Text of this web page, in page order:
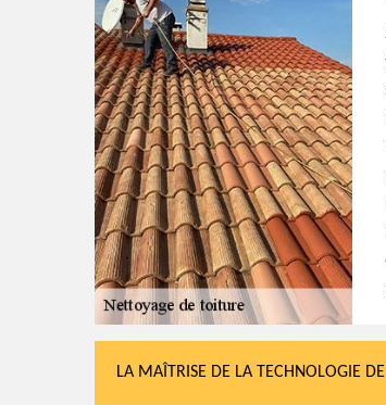
LA MAÎTRISE DE LA TECHNOLOGIE